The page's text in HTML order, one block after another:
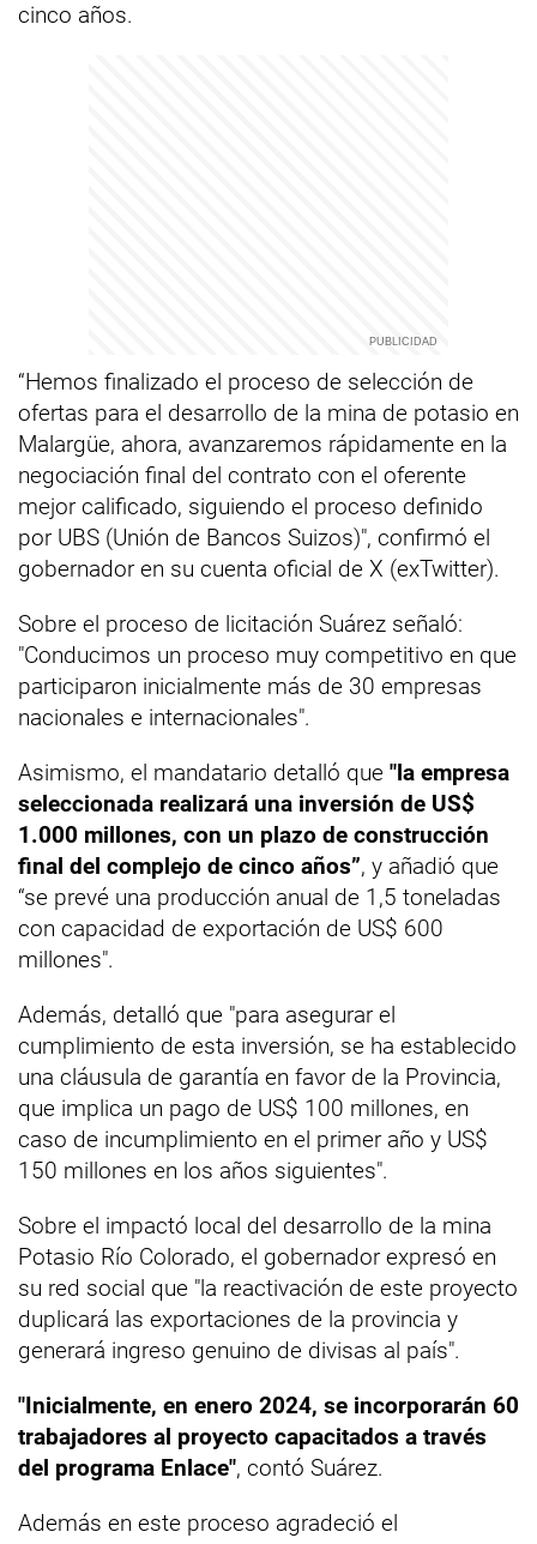
cinco años.
“Hemos finalizado el proceso de selección de
ofertas para el desarrollo de la mina de potasio en
Malargüe, ahora, avanzaremos rápidamente en la
negociación final del contrato con el oferente
mejor calificado, siguiendo el proceso definido
por UBS (Unión de Bancos Suizos)", confirmó el
gobernador en su cuenta oficial de X (exTwitter).
Sobre el proceso de licitación Suárez señaló:
"Conducimos un proceso muy competitivo en que
participaron inicialmente más de 30 empresas
nacionales e internacionales".
Asimismo, el mandatario detalló que "la empresa
seleccionada realizará una inversión de US$
1.000 millones, con un plazo de construcción
final del complejo de cinco años”, y añadió que
“se prevé una producción anual de 1,5 toneladas
con capacidad de exportación de US$ 600
millones".
Además, detalló que "para asegurar el
cumplimiento de esta inversión, se ha establecido
una cláusula de garantía en favor de la Provincia,
que implica un pago de US$ 100 millones, en
caso de incumplimiento en el primer año y US$
150 millones en los años siguientes".
Sobre el impactó local del desarrollo de la mina
Potasio Río Colorado, el gobernador expresó en
su red social que "la reactivación de este proyecto
duplicará las exportaciones de la provincia y
generará ingreso genuino de divisas al país".
"Inicialmente, en enero 2024, se incorporarán 60
trabajadores al proyecto capacitados a través
del programa Enlace", contó Suárez.
Además en este proceso agradeció el